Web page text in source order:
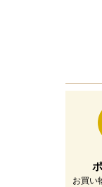
お買い